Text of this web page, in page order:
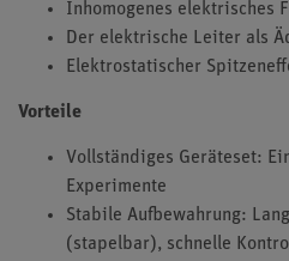
Inhomogenes elektrisches
Der elektrische Leiter als
Elektrostatischer
Vorteile
Vollständiges Geräteset:
Experimente
Stabile Aufbewahrung:
(stapelbar), schnelle